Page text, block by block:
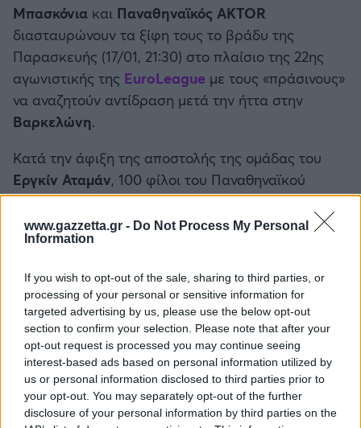
www.gazzetta.gr - Do Not Process My Personal
Information
If you wish to opt-out of the sale, sharing to third parties, or
processing of your personal or sensitive information for
targeted advertising by us, please use the below opt-out
section to confirm your selection. Please note that after your
opt-out request is processed you may continue seeing
interest-based ads based on personal information utilized by
us or personal information disclosed to third parties prior to
your opt-out. You may separately opt-out of the further
disclosure of your personal information by third parties on the
Παναιτωλικός
Καλαμάτα
Ηρακλής
Μπαρτσελόνα
Μάντσεστερ Γιουνάιτεντ
Μάντσεστερ Σίτι
Λίβερπουλ
Μπασκόνια και Παναθηναϊκός AKTOR
διασταυρώνουν τα ξίφη τους το βράδυ της
Παρασκευής (17/01, 21:30) στο πλαίσιο της 22ης
αγωνιστικής της EuroLeague με τους «πράσινους»
να αναζητούν αντίδραση μετά την ήττα στην
Βαρκελώνη.
Κατά την άφιξη της αποστολής της ομάδας του
Εργκίν Αταμάν, 100 φίλοι του Παναθηναϊκού
επιφύλασσαν θερμή υποδοχή έξω από την «Buesa
Arena» με το που έφτασε το πούλμαν.